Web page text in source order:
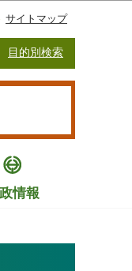
サイトマップ
目的別検索
情報